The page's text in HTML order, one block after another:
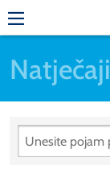
Natječaji